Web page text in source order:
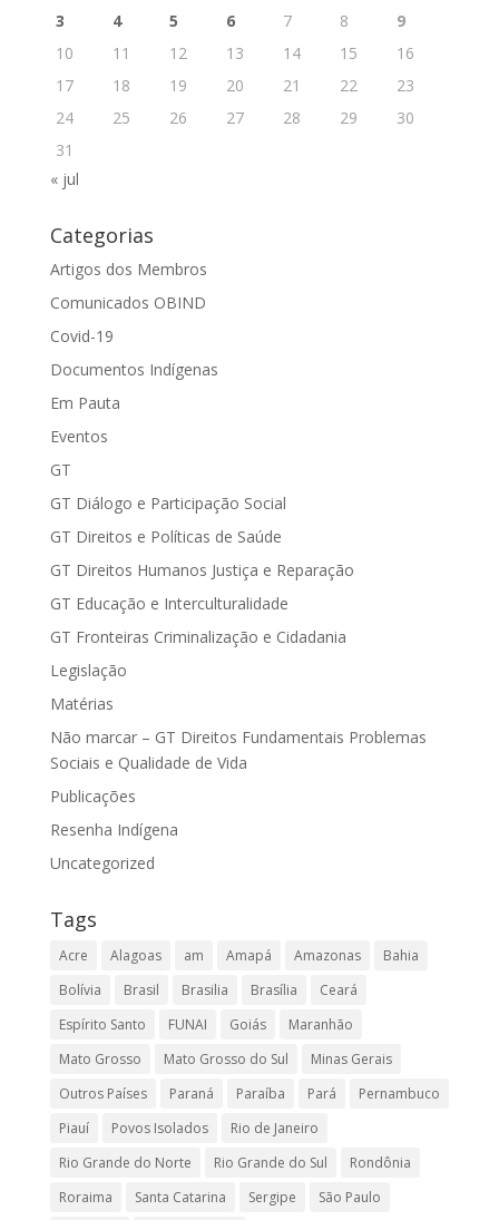
3
4 5 6 7 8
9
10
11 12 13 14 15
16
17
18 19 20 21 22
23
24
25 26 27 28 29
30
31
« jul
Categorias
Artigos dos Membros
Comunicados OBIND
Covid-19
Documentos Indígenas
Em Pauta
Eventos
GT
GT Diálogo e Participação Social
GT Direitos e Políticas de Saúde
GT Direitos Humanos Justiça e Reparação
GT Educação e Interculturalidade
GT Fronteiras Criminalização e Cidadania
Legislação
Matérias
Não marcar – GT Direitos Fundamentais Problemas
Sociais e Qualidade de Vida
Publicações
Resenha Indígena
Uncategorized
Tags
Acre Alagoas am Amapá Amazonas
Bahia
Bolívia
Brasil Brasilia Brasília
Ceará
Espírito Santo
FUNAI Goiás
Maranhão
Mato Grosso
Mato Grosso do Sul
Minas Gerais
Outros Países
Paraná Paraíba Pará
Pernambuco
Piauí
Povos Isolados
Rio de Janeiro
Rio Grande do Norte
Rio Grande do Sul
Rondônia
Roraima
Santa Catarina Sergipe
São Paulo